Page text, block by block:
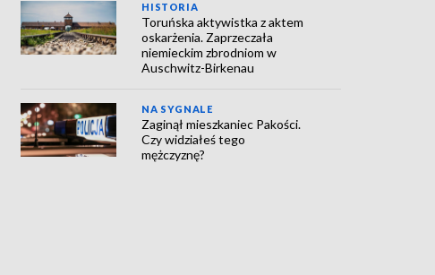
HISTORIA
Toruńska aktywistka z aktem
oskarżenia. Zaprzeczała
niemieckim zbrodniom w
Auschwitz-Birkenau
NA SYGNALE
Zaginął mieszkaniec Pakości.
Czy widziałeś tego
mężczyznę?